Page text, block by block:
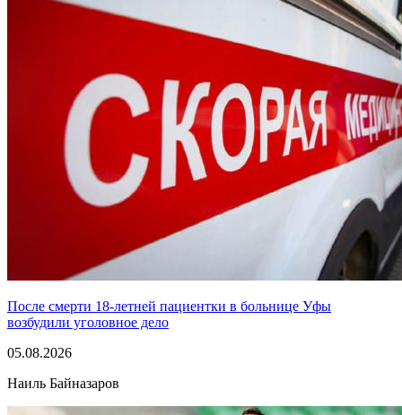
После смерти 18-летней пациентки в больнице Уфы
возбудили уголовное дело
05.08.2026
Наиль Байназаров